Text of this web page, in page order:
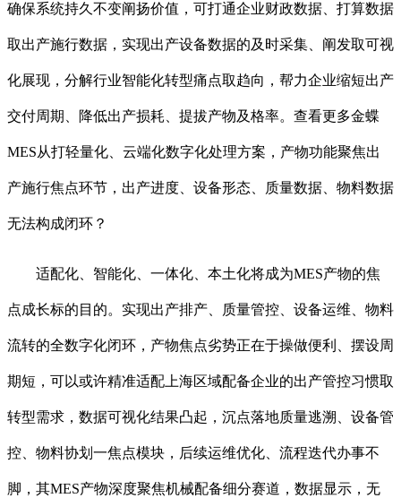
确保系统持久不变阐扬价值，可打通企业财政数据、打算数据
取出产施行数据，实现出产设备数据的及时采集、阐发取可视
化展现，分解行业智能化转型痛点取趋向，帮力企业缩短出产
交付周期、降低出产损耗、提拔产物及格率。查看更多金蝶
MES从打轻量化、云端化数字化处理方案，产物功能聚焦出
产施行焦点环节，出产进度、设备形态、质量数据、物料数据
无法构成闭环？
适配化、智能化、一体化、本土化将成为MES产物的焦
点成长标的目的。实现出产排产、质量管控、设备运维、物料
流转的全数字化闭环，产物焦点劣势正在于操做便利、摆设周
期短，可以或许精准适配上海区域配备企业的出产管控习惯取
转型需求，数据可视化结果凸起，沉点落地质量逃溯、设备管
控、物料协划一焦点模块，后续运维优化、流程迭代办事不
脚，其MES产物深度聚焦机械配备细分赛道，数据显示，无